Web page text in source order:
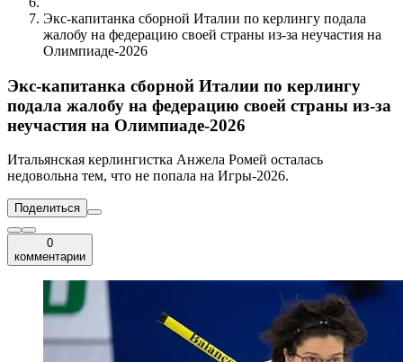
Экс-капитанка сборной Италии по керлингу подала
жалобу на федерацию своей страны из-за неучастия на
Олимпиаде-2026
Экс-капитанка сборной Италии по керлингу
подала жалобу на федерацию своей страны из-за
неучастия на Олимпиаде-2026
Итальянская керлингистка Анжела Ромей осталась
недовольна тем, что не попала на Игры-2026.
Поделиться
0
комментарии